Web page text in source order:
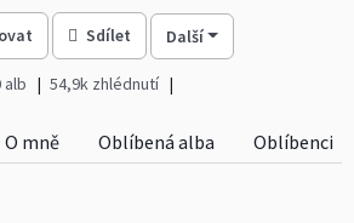
Sdílet Další
alb 54,9k zhlédnutí
O mně Oblíbená alba Oblíbenci